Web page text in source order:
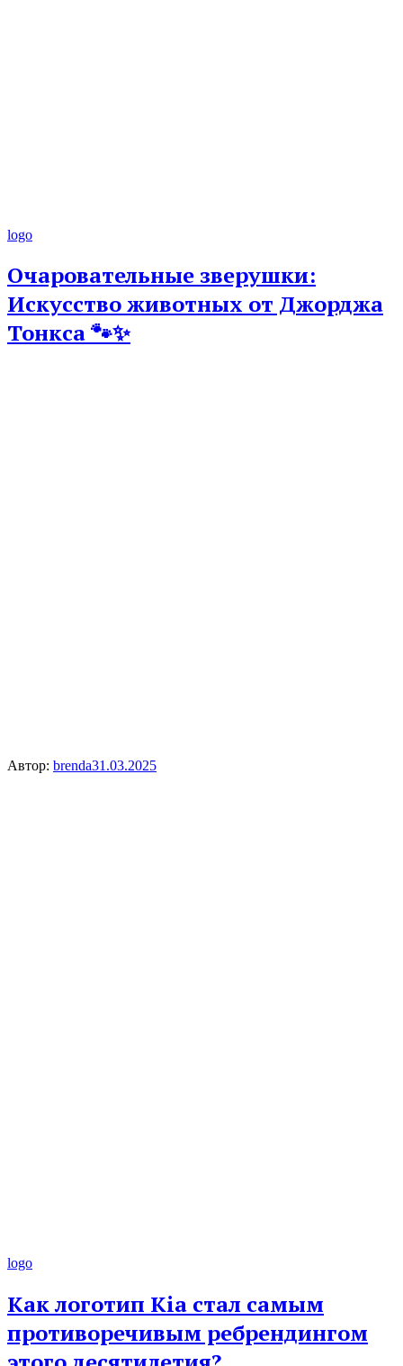
logo
Очаровательные зверушки:
Искусство животных от Джорджа
Тонкса 🐾✨
Автор: brenda31.03.2025
logo
Как логотип Kia стал самым
противоречивым ребрендингом